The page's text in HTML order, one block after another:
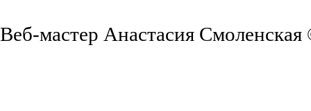
Веб-мастер Анастасия